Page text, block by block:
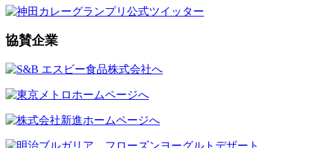
協賛企業